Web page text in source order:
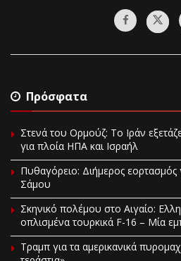
Πρόσφατα
Στενά του Ορμούζ: Το Ιράν
για πλοία ΗΠΑ και Ισραήλ
Πυθαγόρειο: Διήμερος εορτασμός
Σάμου
Σκηνικό πολέμου στο Αιγαίο:
οπλισμένα τουρκικά F-16 – Μία
Τραμπ για τα αμερικανικά